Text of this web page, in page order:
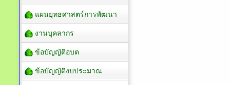
แผนยุทธศาสตร์การพัฒนา
งานบุคลากร
ข้อบัญญัติอบต
ข้อบัญญัติงบประมาณ